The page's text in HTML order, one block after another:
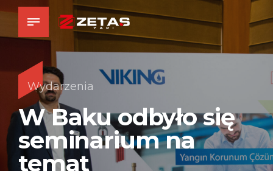
Wydarzenia
W Baku odbyło się
seminarium na
temat